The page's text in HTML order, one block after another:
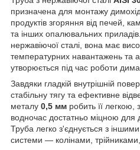
призначена для монтажу
продуктів згоряння від печей,
та інших опалювальних
нержавіючої сталі, вона має
температурних навантажень та
утворюється під час роботи
Завдяки гладкій внутрішній
стабільну тягу та ефективне
металу 0,5 мм робить її
водночас достатньо міцною для
Труба легко з'єднується з
системи — колінами, трійниками,